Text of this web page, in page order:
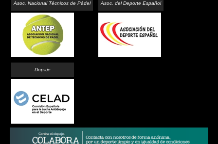
Asoc. Nacional Técnicos de Pádel Asoc. del Deporte Español
Dopaje